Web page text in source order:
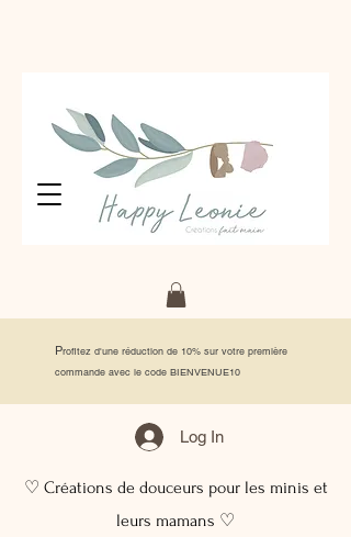
Profitez d'une réduction de 10% sur votre première
commande avec le code BIENVENUE10
Log In
♡ Créations de douceurs pour les minis et
leurs mamans ♡